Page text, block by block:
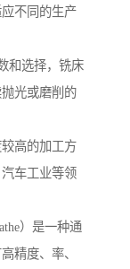
不同的生产
和选择，铣床
光或磨削的
高的加工方
车工业等领
）是一种通
精度、率、